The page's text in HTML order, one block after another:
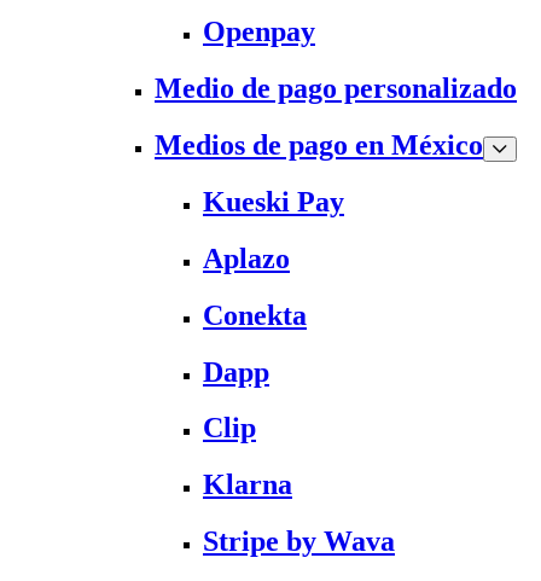
Openpay
Medio de pago personalizado
Medios de pago en México
Kueski Pay
Aplazo
Conekta
Dapp
Clip
Klarna
Stripe by Wava